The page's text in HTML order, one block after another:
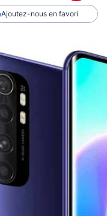
Ajoutez-nous en favori